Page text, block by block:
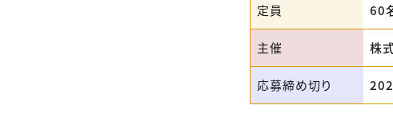
定員 60
主催 株
応募締め切り